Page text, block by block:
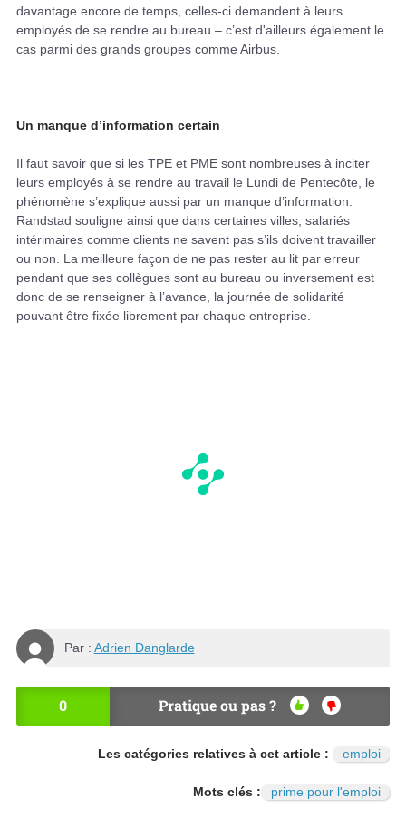
davantage encore de temps, celles-ci demandent à leurs
employés de se rendre au bureau – c’est d'ailleurs également le
cas parmi des grands groupes comme Airbus.
Un manque d’information certain
Il faut savoir que si les TPE et PME sont nombreuses à inciter
leurs employés à se rendre au travail le Lundi de Pentecôte, le
phénomène s’explique aussi par un manque d’information.
Randstad souligne ainsi que dans certaines villes, salariés
intérimaires comme clients ne savent pas s’ils doivent travailler
ou non. La meilleure façon de ne pas rester au lit par erreur
pendant que ses collègues sont au bureau ou inversement est
donc de se renseigner à l’avance, la journée de solidarité
pouvant être fixée librement par chaque entreprise.
Par : Adrien Danglarde
0 Pratique ou pas ?
OU
I
NO
N
Les catégories relatives à cet article : emploi
Mots clés : prime pour l'emploi